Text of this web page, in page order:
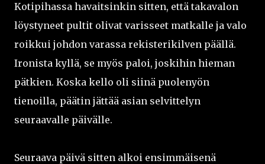
Kotipihassa havaitsinkin sitten, että takavalon
löystyneet pultit olivat varisseet matkalle ja valo
roikkui johdon varassa rekisterikilven päällä.
Ironista kyllä, se myös paloi, joskihin hieman
pätkien. Koska kello oli siinä puolenyön
tienoilla, päätin jättää asian selvittelyn
seuraavalle päivälle.
Seuraava päivä sitten alkoi ensimmäisenä